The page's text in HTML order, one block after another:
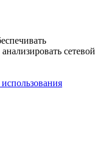
сетевой